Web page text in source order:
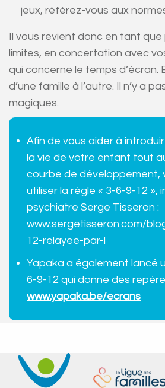
jeux, référez-vous aux
Il vous revient donc en tant
limites, en concertation avec
qui concerne le temps d’écran.
d’une famille à l’autre. Il n’y a
magiques.
Afin de vous aider à
la vie de votre enfant tout
courbe de développement,
utiliser la règle « 3-6-9-12 »,
psychiatre Serge Tisseron :
www.sergetisseron.com/
12-relayee-par-l
Yapaka a également lancé
6-9-12 qui donne des
www.yapaka.be/ecrans